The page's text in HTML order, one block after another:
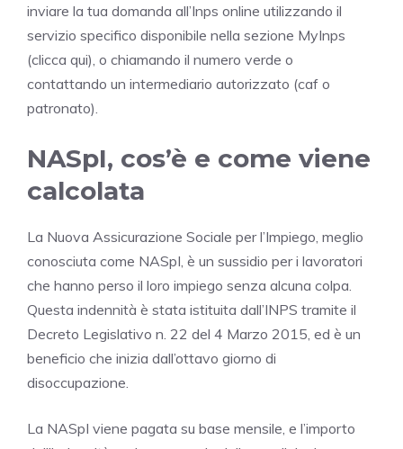
inviare la tua domanda all’Inps online utilizzando il
servizio specifico disponibile nella sezione MyInps
(clicca qui), o chiamando il numero verde o
contattando un intermediario autorizzato (caf o
patronato).
NASpI, cos’è e come viene
calcolata
La Nuova Assicurazione Sociale per l’Impiego, meglio
conosciuta come NASpI, è un sussidio per i lavoratori
che hanno perso il loro impiego senza alcuna colpa.
Questa indennità è stata istituita dall’INPS tramite il
Decreto Legislativo n. 22 del 4 Marzo 2015, ed è un
beneficio che inizia dall’ottavo giorno di
disoccupazione.
La NASpI viene pagata su base mensile, e l’importo